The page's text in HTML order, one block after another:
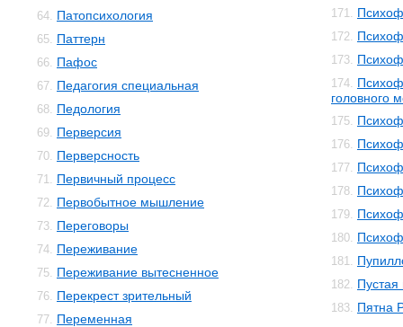
64. Патопсихология
65. Паттерн
66. Пафос
67. Педагогия специальная
68. Педология
69. Перверсия
70. Перверсность
71. Первичный процесс
72. Первобытное мышление
73. Переговоры
74. Переживание
75. Переживание вытесненное
76. Перекрест зрительный
77. Переменная
171.
172.
173.
174.
головного
175.
176.
177.
178.
179.
180.
181.
182. Пустая
183. Пятна